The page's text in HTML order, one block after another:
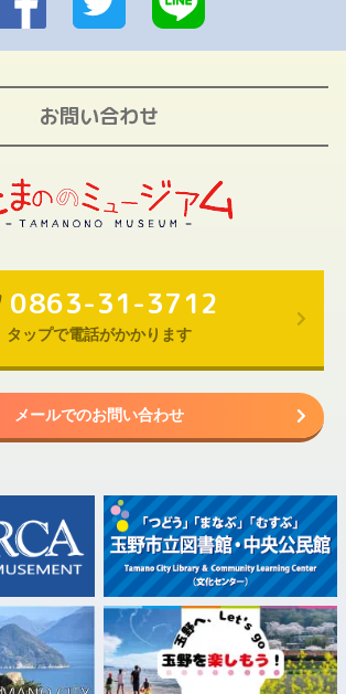
お問い合わせ
0863-31-3712
タップで電話がかかります
メールでのお問い合わせ